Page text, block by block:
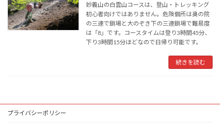
妙義山の白雲山コースは、登山・トレッキング
初心者向けではありません。危険個所は奥の院
の三連で鎖場と大のぞき下の三連鎖場で難易度
は「8」です。コースタイムは登り3時間45分、
下り3時間15分ほどなので日帰り可能です。
続きを読む
プライバシーポリシー